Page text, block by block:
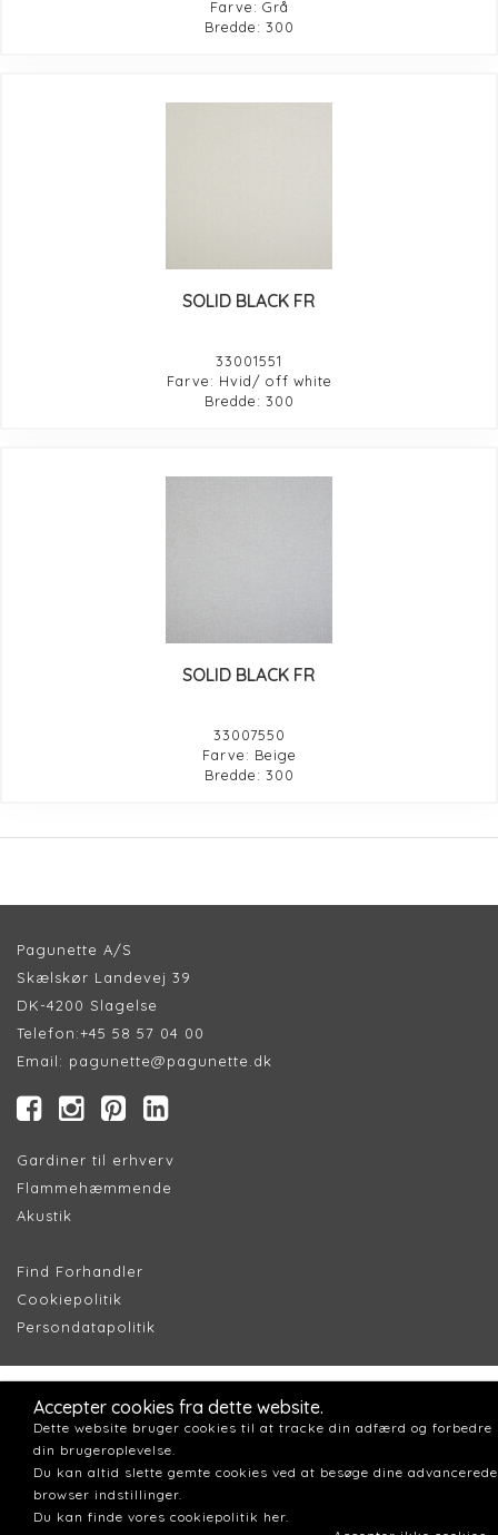
Farve: Grå
Bredde: 300
SOLID BLACK FR
33001551
Farve: Hvid/ off white
Bredde: 300
SOLID BLACK FR
33007550
Farve: Beige
Bredde: 300
Pagunette A/S
Skælskør Landevej 39
DK-4200 Slagelse
Telefon:+45 58 57 04 00
Email: pagunette@pagunette.dk
Gardiner til erhverv
Flammehæmmende
Akustik
Find Forhandler
Cookiepolitik
Persondatapolitik
Accepter cookies fra dette website.
Dette website bruger cookies til at tracke din adfærd og forbedre
din brugeroplevelse.
Du kan altid slette gemte cookies ved at besøge dine advancerede
browser indstillinger.
Du kan finde vores cookiepolitik her.